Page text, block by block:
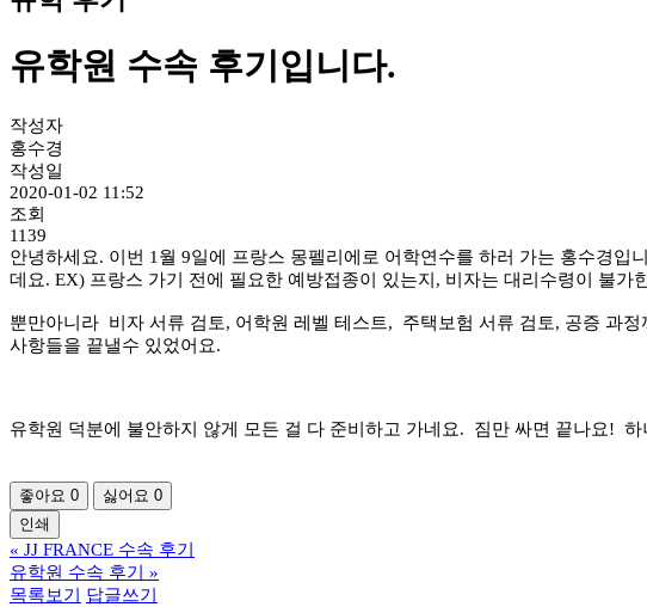
유학원 수속 후기입니다.
작성자
홍수경
작성일
2020-01-02 11:52
조회
1139
안녕하세요. 이번 1월 9일에 프랑스 몽펠리에로 어학연수를 하러 가는 홍수경
데요. EX) 프랑스 가기 전에 필요한 예방접종이 있는지, 비자는 대리수령이 불
뿐만아니라 비자 서류 검토, 어학원 레벨 테스트, 주택보험 서류 검토, 공증 과
사항들을 끝낼수 있었어요.
유학원 덕분에 불안하지 않게 모든 걸 다 준비하고 가네요. 짐만 싸면 끝나요!
좋아요 0 싫어요 0
인쇄
« JJ FRANCE 수속 후기
유학원 수속 후기
»
목록보기
답글쓰기